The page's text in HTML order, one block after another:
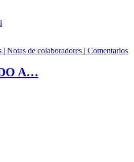
| Notas de colaboradores | Comentarios
A…